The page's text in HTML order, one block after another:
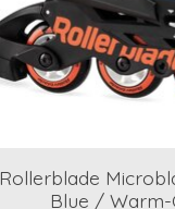
Rollerblade
Blue /